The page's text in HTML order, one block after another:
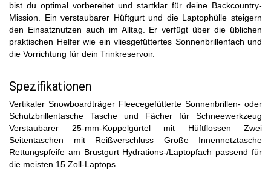
bist du optimal vorbereitet und startklar für deine Backcountry-
Mission. Ein verstaubarer Hüftgurt und die Laptophülle steigern
den Einsatznutzen auch im Alltag. Er verfügt über die üblichen
praktischen Helfer wie ein vliesgefüttertes Sonnenbrillenfach und
die Vorrichtung für dein Trinkreservoir.
Spezifikationen
Vertikaler Snowboardträger Fleecegefütterte Sonnenbrillen- oder
Schutzbrillentasche Tasche und Fächer für Schneewerkzeug
Verstaubarer 25-mm-Koppelgürtel mit Hüftflossen Zwei
Seitentaschen mit Reißverschluss Große Innennetztasche
Rettungspfeife am Brustgurt Hydrations-/Laptopfach passend für
die meisten 15 Zoll-Laptops